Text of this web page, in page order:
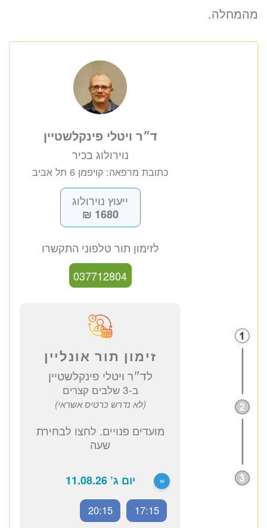
מהמחלה.
נוירולוג בכיר
כתובת מרפאה: קויפמן 6 תל אביב
1680 ₪
לזימון תור טלפוני התקשרו
037712804
זימון תור אונליין
לד״ר ויטלי פינקלשטיין
ב-3 שלבים קצרים